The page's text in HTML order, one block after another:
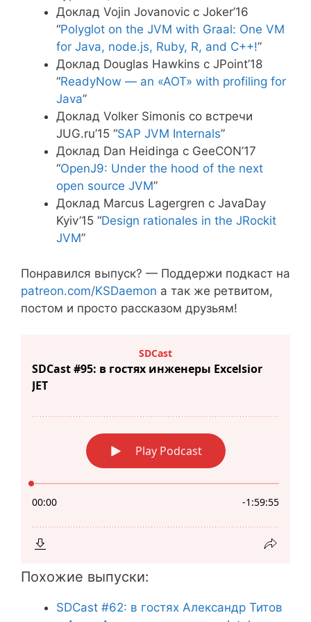
Доклад Vojin Jovanovic с Joker’16
“Polyglot on the JVM with Graal: One VM
for Java, node.js, Ruby, R, and C++!”
Доклад Douglas Hawkins с JPoint’18
“ReadyNow — an «AOT» with profiling for
Java”
Доклад Volker Simonis со встречи
JUG.ru’15 “SAP JVM Internals”
Доклад Dan Heidinga с GeeCON’17
“OpenJ9: Under the hood of the next
open source JVM”
Доклад Marcus Lagergren с JavaDay
Kyiv’15 “Design rationales in the JRockit
JVM”
Понравился выпуск? — Поддержи подкаст на
patreon.com/KSDaemon а так же ретвитом,
постом и просто рассказом друзьям!
Похожие выпуски:
SDCast #62: в гостях Александр Титов